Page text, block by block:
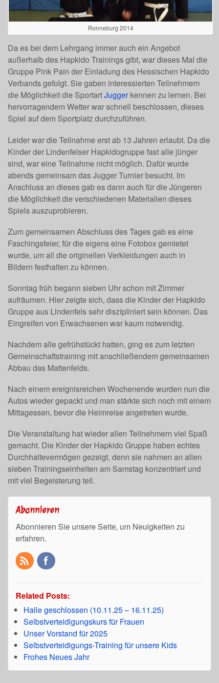
Ronneburg 2014
Da es bei dem Lehrgang immer auch ein Angebot
außerhalb des Hapkido Trainings gibt, war dieses Mal die
Gruppe Pink Pain der Einladung des Hessischen Hapkido
Verbands gefolgt. Sie gaben interessierten Teilnehmern
die Möglichkeit die SportartJuggerkennen zu lernen. Bei
hervorragendem Wetter war schnell beschlossen, dieses
Spiel auf dem Sportplatz durchzuführen.
Leider war die Teilnahme erst ab 13 Jahren erlaubt. Da die
Kinder der Lindenfelser Hapkidogruppe fast alle jünger
sind, war eine Teilnahme nicht möglich. Dafür wurde
abends gemeinsam das Jugger Turnier besucht. Im
Anschluss an dieses gab es dann auch für die Jüngeren
die Möglichkeit die verschiedenen Materialien dieses
Spiels auszuprobieren.
Zum gemeinsamen Abschluss des Tages gab es eine
Faschingsfeier, für die eigens eine Fotobox gemietet
wurde, um all die originellen Verkleidungen auch in
Bildern festhalten zu können.
Sonntag früh begann sieben Uhr schon mit Zimmer
aufräumen. Hier zeigte sich, dass die Kinder der Hapkido
Gruppe aus Lindenfels sehr diszipliniert sein können. Das
Eingreifen von Erwachsenen war kaum notwendig.
Nachdem alle gefrühstückt hatten, ging es zum letzten
Gemeinschaftstraining mit anschließendem gemeinsamen
Abbau das Mattenfelds.
Nach einem ereignisreichen Wochenende wurden nun die
Autos wieder gepackt und man stärkte sich noch mit einem
Mittagessen, bevor die Heimreise angetreten wurde.
Die Veranstaltung hat wieder allen Teilnehmern viel Spaß
gemacht. Die Kinder der Hapkido Gruppe haben echtes
Durchhaltevermögen gezeigt, denn sie nahmen an allen
sieben Trainingseinheiten am Samstag konzentriert und
mit viel Begeisterung teil.
Abonnieren
Abonnieren Sie unsere Seite, um Neuigkeiten zu
erfahren.
Related Posts:
Halle geschlossen (10.11.25 – 16.11.25)
Selbstverteidigungskurs für Frauen
Unser Vorstand für 2025
Selbstverteidigungs-Training für unsere Kids
Frohes Neues Jahr